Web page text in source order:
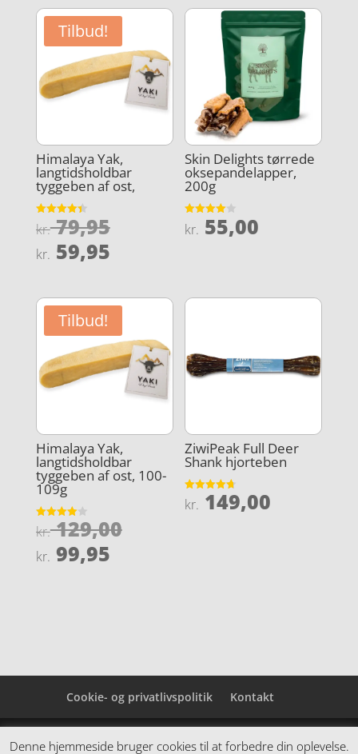
Tilbud!
Himalaya Yak,
langtidsholdbar
tyggeben af ost,
Vurderet
4.4
kr.79,95Den
oprindelige
kr. 79,95.
kr. 59,95Den
pris
er:
kr. 59,95.
Skin Delights tørrede
oksepandelapper,
200g
Vurderet
4
kr. 55,00
Tilbud!
Himalaya Yak,
langtidsholdbar
tyggeben af ost, 100-
109g
Vurderet
4
kr.129,00Den
kr. 99,95Den
ZiwiPeak Full Deer
Shank hjorteben
Vurderet
4.7
kr. 149,00
Cookie- og privatlivspolitik Kontakt
Denne hjemmeside samler et bredt udvalg af
Denne hjemmeside bruger cookies til at forbedre din oplevelse.